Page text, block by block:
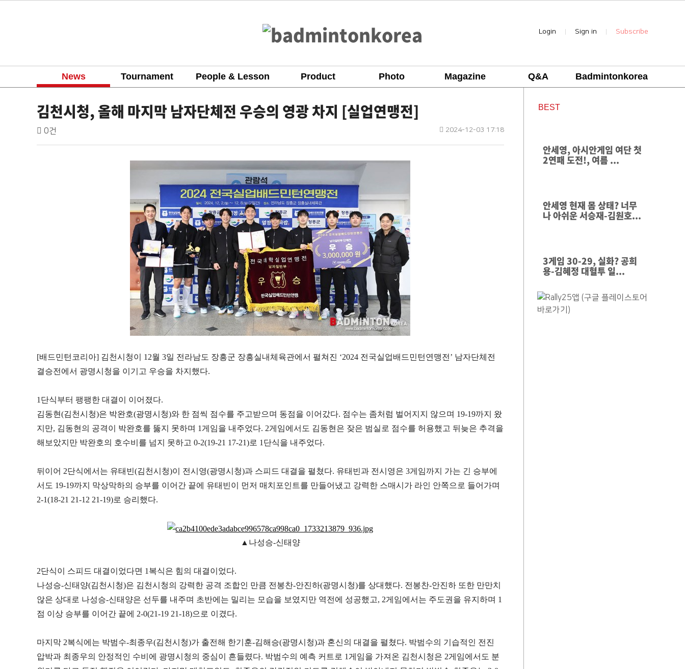
Login Sign in Subscribe
News Tournament People & Lesson Product Photo Magazine Q&A Badmintonkorea
news
김천시청, 올해 마지막 남자단체전 우승의 영광 차지 [실업연맹전]
작
배
드
댓 0건
작 2024-12-03 17:18
[배드민턴코리아] 김천시청이 12월 3일 전라남도 장흥군 장흥실내체육관에서 펼쳐진 ‘2024 전국실업배드민턴연맹전 ’ 남자단체전
결승전에서 광명시청을 이기고 우승을 차지했다.
1 단식부터 팽팽한 대결이 이어졌다.
김동현(김천시청)은 박완호(광명시청)와 한 점씩 점수를 주고받으며 동점을 이어갔다. 점수는 좀처럼 벌어지지 않으며 19-19까지 왔
지만, 김동현의 공격이 박완호를 뚫지 못하며 1 게임을 내주었다. 2게임에서도 김동현은 잦은 범실로 점수를 허용했고 뒤늦은 추격을
해보았지만 박완호의 호수비를 넘지 못하고 0-2(19-21 17-21)로 1 단식을 내주었다.
뒤이어 2단식에서는 유태빈(김천시청)이 전시영(광명시청)과 스피드 대결을 펼쳤다. 유태빈과 전시영은 3게임까지 가는 긴 승부에
서도 19-19까지 막상막하의 승부를 이어간 끝에 유태빈이 먼저 매치포인트를 만들어냈고 강력한 스매시가 라인 안쪽으로 들어가며
2-1(18-21 21-12 21-19)로 승리했다.
▲나성승-신태양
2단식이 스피드 대결이었다면 1 복식은 힘의 대결이었다.
나성승-신태양(김천시청)은 김천시청의 강력한 공격 조합인 만큼 전봉찬-안진하(광명시청)를 상대했다. 전봉찬-안진하 또한 만만치
않은 상대로 나성승-신태양은 선두를 내주며 초반에는 밀리는 모습을 보였지만 역전에 성공했고, 2게임에서는 주도권을 유지하며 1
점 이상 승부를 이어간 끝에 2-0(21-19 21-18)으로 이겼다.
마지막 2복식에는 박범수-최종우(김천시청)가 출전해 한기훈-김해승(광명시청)과 혼신의 대결을 펼쳤다. 박범수의 기습적인 전진
압박과 최종우의 안정적인 수비에 광명시청의 중심이 흔들렸다. 박범수의 예측 커트로 1 게임을 가져온 김천시청은 2게임에서도 분
BEST
안세영, 아시안게임 여단 첫
2연패 도전!, 여름 ...
안세영 현재 몸 상태? 너무
나 아쉬운 서승재-김원호...
3게임 30-29, 실화? 공희
용-김혜정 대혈투 일...